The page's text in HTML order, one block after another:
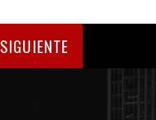
SIGUIENTE